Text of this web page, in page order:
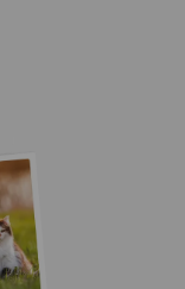
cm z.B.